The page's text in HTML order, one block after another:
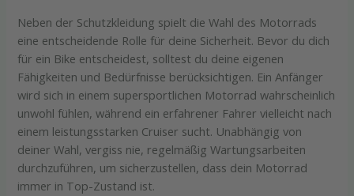
Neben der Schutzkleidung spielt die Wahl des Motorrads
eine entscheidende Rolle für deine Sicherheit. Bevor du dich
für ein Bike entscheidest, solltest du deine eigenen
Fähigkeiten und Bedürfnisse berücksichtigen. Ein Anfänger
wird sich in einem supersportlichen Motorrad wahrscheinlich
unwohl fühlen, während ein erfahrener Fahrer vielleicht nach
einem leistungsstarken Cruiser sucht. Unabhängig von
deiner Wahl, vergiss nie, regelmäßig Wartungsarbeiten
durchzuführen, um sicherzustellen, dass dein Motorrad
immer in Top-Zustand ist.